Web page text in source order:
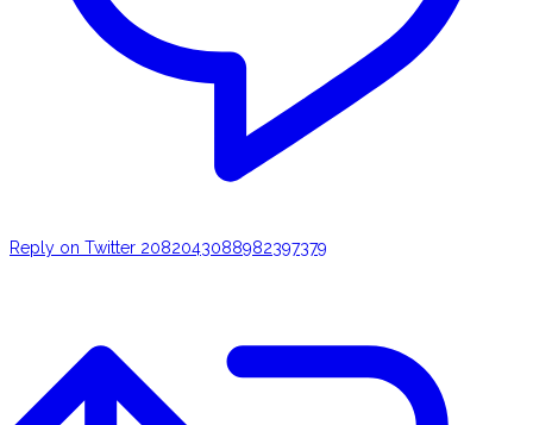
Reply on Twitter 2082043088982397379